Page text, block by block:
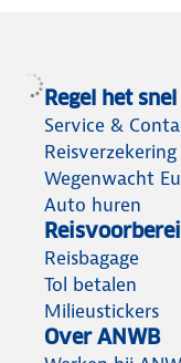
Regel het snel
Service &
Reisverzekering
Wegenwacht
Auto huren
Reisbagage
Tol betalen
Milieustickers
Over ANWB